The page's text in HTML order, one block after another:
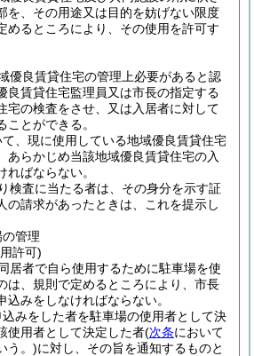
を、その用途又は目的を妨げない限度
めるところにより、その使用を許可す
優良賃貸住宅の管理上必要があると認
良賃貸住宅監理員又は市長の指定する
宅の検査をさせ、又は入居者に対して
とができる。
、現に使用している地域優良賃貸住宅
あらかじめ当該地域優良賃貸住宅の入
ればならない。
検査に当たる者は、その身分を示す証
の請求があったときは、これを提示し
管理
許可)
居者で自ら使用するために駐車場を使
は、規則で定めるところにより、市長
込みをしなければならない。
込みをした者を駐車場の使用者として決
使用者として決定した者(次条において
う。)に対し、その旨を通知するものと